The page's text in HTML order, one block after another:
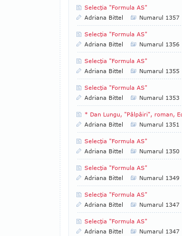
Selecţia "Formula AS"
Adriana Bittel
Numarul 1357
Selecţia "Formula AS"
Adriana Bittel
Numarul 1356
Selecţia "Formula AS"
Adriana Bittel
Numarul 1355
Selecţia "Formula AS"
Adriana Bittel
Numarul 1353
* Dan Lungu, "Pâlpâiri", roman,
Adriana Bittel
Numarul 1351
Selecţia "Formula AS"
Adriana Bittel
Numarul 1350
Selecţia "Formula AS"
Adriana Bittel
Numarul 1349
Selecţia "Formula AS"
Adriana Bittel
Numarul 1347
Selecţia "Formula AS"
Adriana Bittel
Numarul 1347